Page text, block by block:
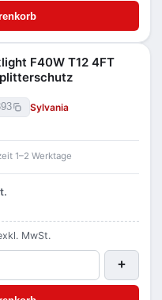
F40W T12 4FT
Sylvania
1–2 Werktage
MwSt.
+